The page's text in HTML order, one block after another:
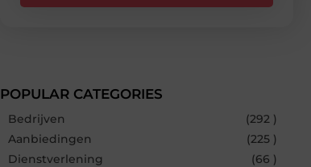
POPULAR CATEGORIES
Bedrijven
(292 )
Aanbiedingen
(225 )
Dienstverlening
(66 )